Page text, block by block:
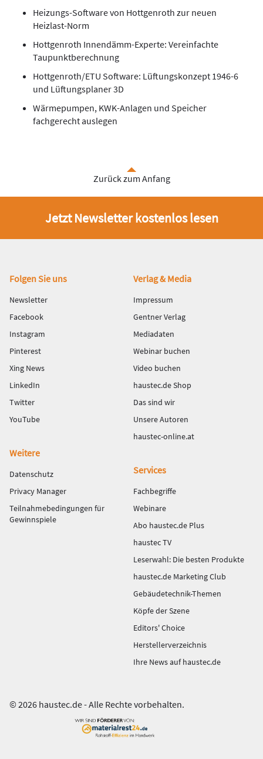
Heizungs-Software von Hottgenroth zur neuen
Heizlast-Norm
Hottgenroth Innendämm-Experte: Vereinfachte
Taupunktberechnung
Hottgenroth/ETU Software: Lüftungskonzept 1946-6
und Lüftungsplaner 3D
Wärmepumpen, KWK-Anlagen und Speicher
fachgerecht auslegen
Zurück zum Anfang
Jetzt Newsletter kostenlos lesen
Fußbereich
Folgen Sie uns
Newsletter
Facebook
Instagram
Pinterest
Xing News
LinkedIn
Twitter
YouTube
Verlag & Media
Impressum
Gentner Verlag
Mediadaten
Webinar buchen
Video buchen
haustec.de Shop
Das sind wir
Unsere Autoren
haustec-online.at
Weitere
Datenschutz
Privacy Manager
Teilnahmebedingungen für
Gewinnspiele
Services
Fachbegriffe
Webinare
Abo haustec.de Plus
haustec TV
Leserwahl: Die besten Produkte
haustec.de Marketing Club
Gebäudetechnik-Themen
Köpfe der Szene
Editors' Choice
Herstellerverzeichnis
Ihre News auf haustec.de
© 2026 haustec.de - Alle Rechte vorbehalten.